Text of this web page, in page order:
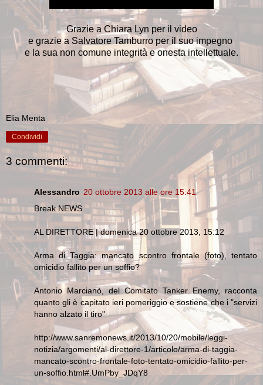
Grazie a Chiara Lyn per il video
e grazie a Salvatore Tamburro per il suo impegno
e la sua non comune integrità e onesta intellettuale.
Elia Menta
Condividi
3 commenti:
Alessandro 20 ottobre 2013 alle ore 15:41
Break NEWS
AL DIRETTORE | domenica 20 ottobre 2013, 15:12
Arma di Taggia: mancato scontro frontale (foto), tentato
omicidio fallito per un soffio?
Antonio Marcianò, del Comitato Tanker Enemy, racconta
quanto gli è capitato ieri pomeriggio e sostiene che i "servizi
hanno alzato il tiro"
http://www.sanremonews.it/2013/10/20/mobile/leggi-
notizia/argomenti/al-direttore-1/articolo/arma-di-taggia-
mancato-scontro-frontale-foto-tentato-omicidio-fallito-per-
un-soffio.html#.UmPby_JDqY8